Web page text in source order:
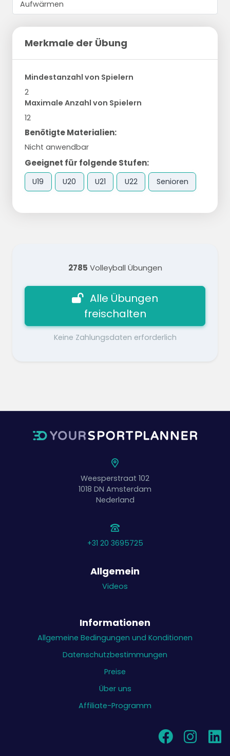
Merkmale der Übung
Mindestanzahl von Spielern
2
Maximale Anzahl von Spielern
12
Benötigte Materialien:
Nicht anwendbar
Geeignet für folgende Stufen:
U19 U20 U21 U22 Senioren
2785 Volleyball Übungen
Alle Übungen
freischalten
Keine Zahlungsdaten erforderlich
Weesperstraat 102
1018 DN Amsterdam
Nederland
+31 20 3695725
Allgemein
Videos
Informationen
Allgemeine Bedingungen und Konditionen
Datenschutzbestimmungen
Preise
Über uns
Affiliate-Programm